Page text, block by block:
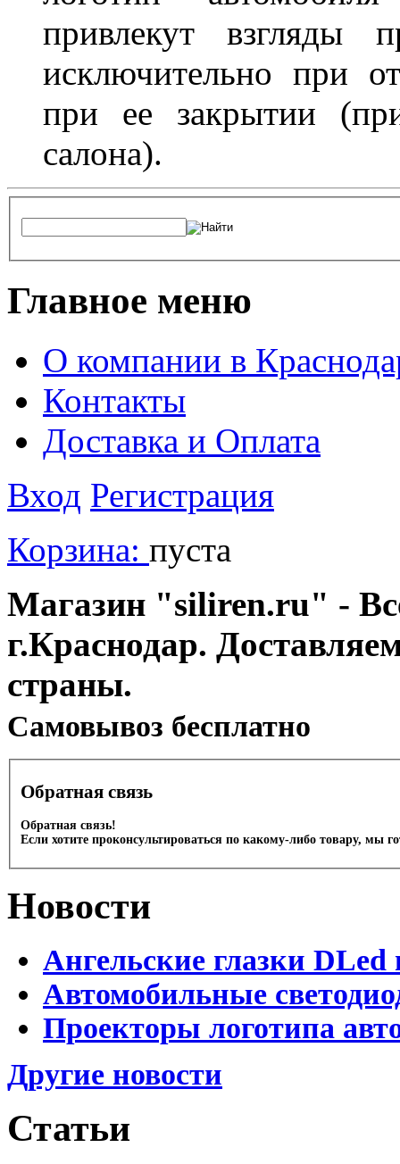
привлекут взгляды
исключительно при
при ее закрытии
салона).
Главное меню
О компании в
Контакты
Доставка и Оплата
Вход Регистрация
Корзина: пуста
Магазин "siliren.ru" -
г.Краснодар.
страны.
Cамовывоз бесплатно
Обратная связь
Обратная связь!
Если хотите проконсультироваться по какому-либо товару, мы
Новости
Ангельские глазки DLed
Автомобильные
Проекторы логотипа
Другие новости
Статьи